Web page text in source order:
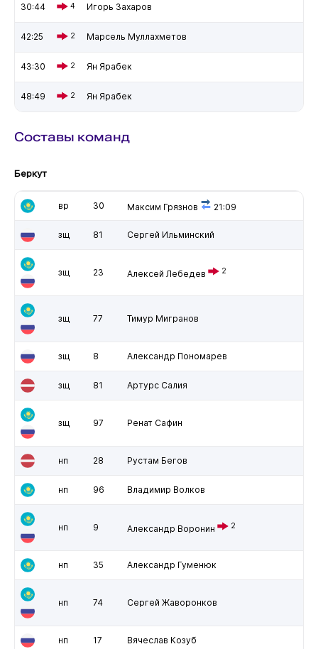
30:44 4 Игорь Захаров
42:25 2 Марсель Муллахметов
43:30 2 Ян Ярабек
48:49 2 Ян Ярабек
Составы команд
Беркут
вр 30 Максим Грязнов 21:09
зщ 81 Сергей Ильминский
зщ 23 Алексей Лебедев 2
зщ 77 Тимур Мигранов
зщ 8 Александр Пономарев
зщ 81 Артурс Салия
зщ 97 Ренат Сафин
нп 28 Рустам Бегов
нп 96 Владимир Волков
нп 9 Александр Воронин 2
нп 35 Александр Гуменюк
нп 74 Сергей Жаворонков
нп 17 Вячеслав Козуб